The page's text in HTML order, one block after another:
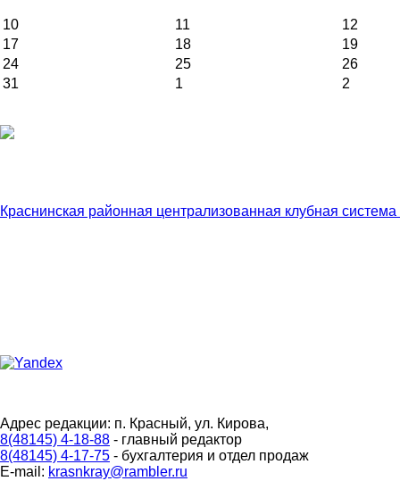
10 11
12
17
18
19
24
25
26
31
1 2
Краснинская районная централизованная клубная
Адрес редакции: п. Красный, ул. Кирова,
8(48145) 4-18-88 - главный редактор
8(48145) 4-17-75 - бухгалтерия и отдел продаж
E-mail: krasnkray@rambler.ru